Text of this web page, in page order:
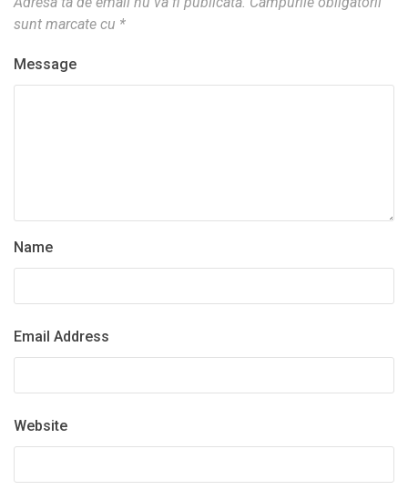
sunt marcate cu *
Message
Name
Email Address
Website